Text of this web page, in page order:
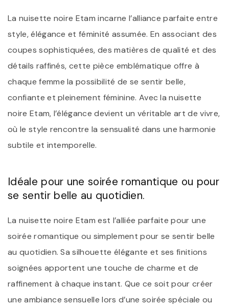
La nuisette noire Etam incarne l’alliance parfaite entre
style, élégance et féminité assumée. En associant des
coupes sophistiquées, des matières de qualité et des
détails raffinés, cette pièce emblématique offre à
chaque femme la possibilité de se sentir belle,
confiante et pleinement féminine. Avec la nuisette
noire Etam, l’élégance devient un véritable art de vivre,
où le style rencontre la sensualité dans une harmonie
subtile et intemporelle.
Idéale pour une soirée romantique ou pour
se sentir belle au quotidien.
La nuisette noire Etam est l’alliée parfaite pour une
soirée romantique ou simplement pour se sentir belle
au quotidien. Sa silhouette élégante et ses finitions
soignées apportent une touche de charme et de
raffinement à chaque instant. Que ce soit pour créer
une ambiance sensuelle lors d’une soirée spéciale ou